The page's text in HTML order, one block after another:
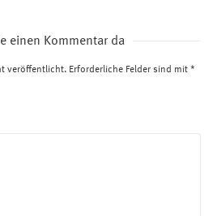
einen Kommentar da
veröffentlicht. Erforderliche Felder sind mit *